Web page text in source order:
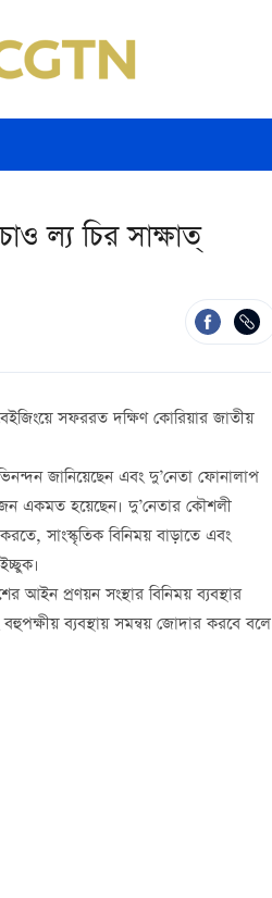
ল্য চির সাক্ষাত্
সফররত দক্ষিণ কোরিয়ার জাতীয়
জানিয়েছেন এবং দু’নেতা ফোনালাপ
একমত হয়েছেন। দু’নেতার কৌশলী
সাংস্কৃতিক বিনিময় বাড়াতে এবং
আইন প্রণয়ন সংস্থার বিনিময় ব্যবস্থার
ব্যবস্থায় সমন্বয় জোদার করবে বলে